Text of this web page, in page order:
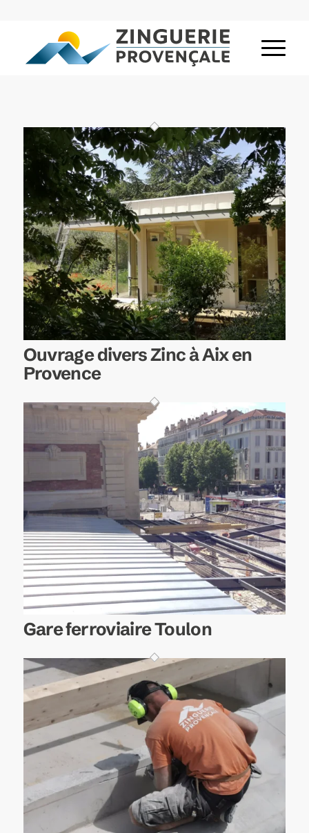
Ouvrage divers Zinc à Aix en
Provence
Gare ferroviaire Toulon